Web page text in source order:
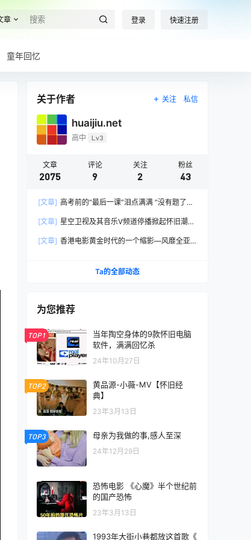
章 登录 快速注册
童年回忆
关于作者 关注 私信
huaijiu.net
高中 Lv3
文章
2075
评论
9
关注
2
粉丝
43
[文章] 高考前的“最后一课”泪点满满 “没有题了，
高考！
[文章] 星空卫视及其音乐V频道停播掀起怀旧潮，
[文章] 香港电影黄金时代的一个缩影—风靡全亚
Ta的全部动态
为您推荐
TOP1
当年掏空身体的9款怀旧电脑
软件，满满回忆杀
24年10月27日
TOP2
黄品源-小薇-MV【怀旧经
典】
23年3月13日
TOP3 母亲为我做的事,感人至深
24年12月29日
恐怖电影 《心魔》半个世纪前
的国产恐怖
23年3月13日
1993年大街小巷都放这首歌《